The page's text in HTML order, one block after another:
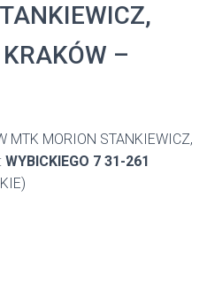
–
MTK MORION STANKIEWICZ,
WYBICKIEGO 7 31-261